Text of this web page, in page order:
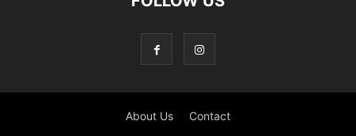
About Us Contact